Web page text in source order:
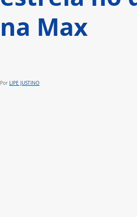
na Max
Por LIPE JUSTINO